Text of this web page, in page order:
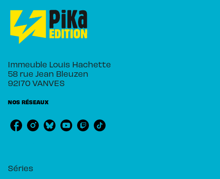
Immeuble Louis Hachette
58 rue Jean Bleuzen
92170 VANVES
NOS RÉSEAUX
Séries